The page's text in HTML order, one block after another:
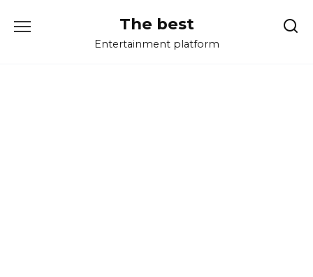
The best
Entertainment platform